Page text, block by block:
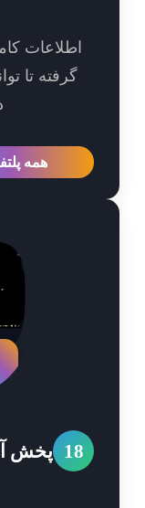
کاملی از
گرفته تا توانید
دانلود
همه پلتفرم‌ها
پخش آنلاین